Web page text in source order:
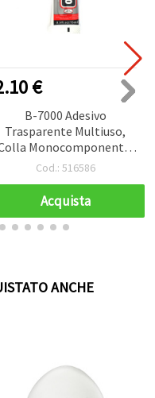
€
B-7000 Adesivo
Trasparente Multiuso,
Monocomponente,
15 ml
Cod.: 516586
Acquista
ANCHE